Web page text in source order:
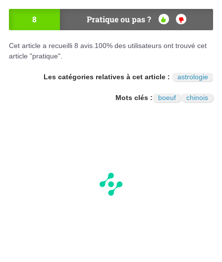
8 Pratique ou pas ?
OU
NO
N
Cet article a recueilli 8 avis. 100% des utilisateurs ont trouvé cet
article "pratique".
Les catégories relatives à cet article : astrologie
Mots clés : boeuf chinois